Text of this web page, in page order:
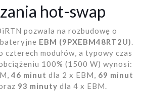
hot-swap
pozwala na rozbudowę o
EBM (9PXEBM48RT2U).
czterech modułów, a typowy czas
100% (1500 W) wynosi:
46 minut dla 2 x EBM, 69 minut
93 minuty dla 4 x EBM.